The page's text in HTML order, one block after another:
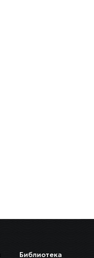
Библиотека